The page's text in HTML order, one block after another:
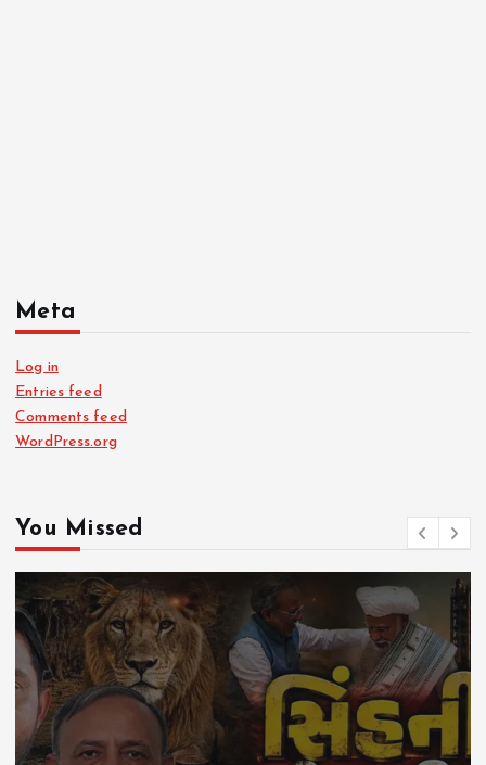
Meta
Log in
Entries feed
Comments feed
WordPress.org
You Missed